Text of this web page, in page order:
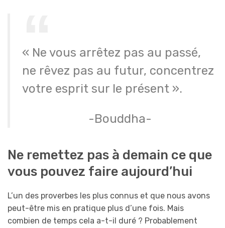
« Ne vous arrêtez pas au passé,
ne rêvez pas au futur, concentrez
votre esprit sur le présent ».
-Bouddha-
Ne remettez pas à demain ce que
vous pouvez faire aujourd’hui
L’un des proverbes les plus connus et que nous avons
peut-être mis en pratique plus d’une fois. Mais
combien de temps cela a-t-il duré ? Probablement